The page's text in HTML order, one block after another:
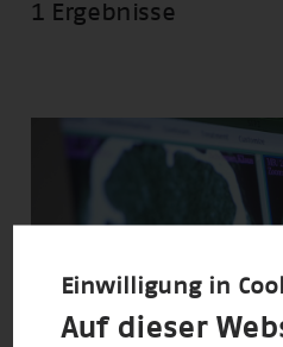
1 Ergebnisse
Einwilligung in
Auf dieser